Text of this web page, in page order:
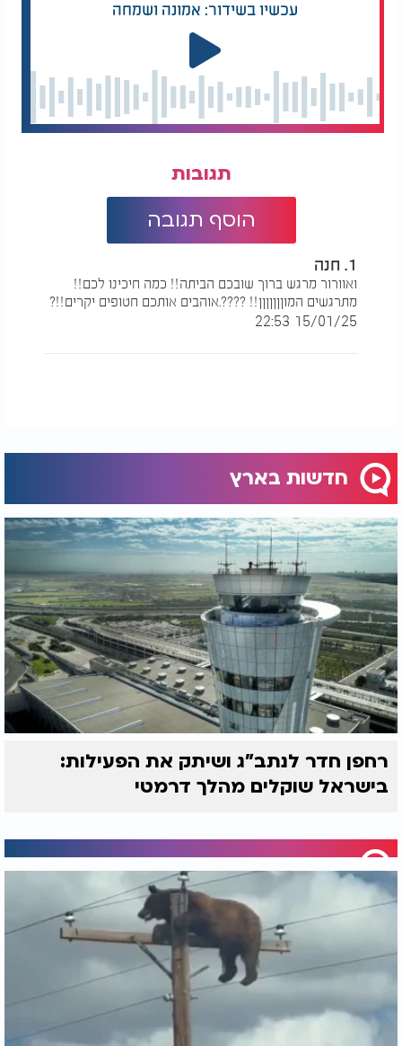
: שלושה חטופים.
שלושה חטופים.
בשבוע האחרון להסכם:
שחרור 14 החטופים הנוספים
מתוך ה-33.
עכשיו בשידור: אמונה ושמחה
תגובות
הוסף תגובה
1. חנה
ואוורור מרגש ברוך שובכם הביתה!! כמה חיכינו לכם!!
מתרגשים המוןןןןןןן!! ????.אוהבים אותכם חטופים יקרים!!?
15/01/25 22:53
חדשות בארץ
רחפן חדר לנתב"ג ושיתק את הפעילות:
בישראל שוקלים מהלך דרמטי